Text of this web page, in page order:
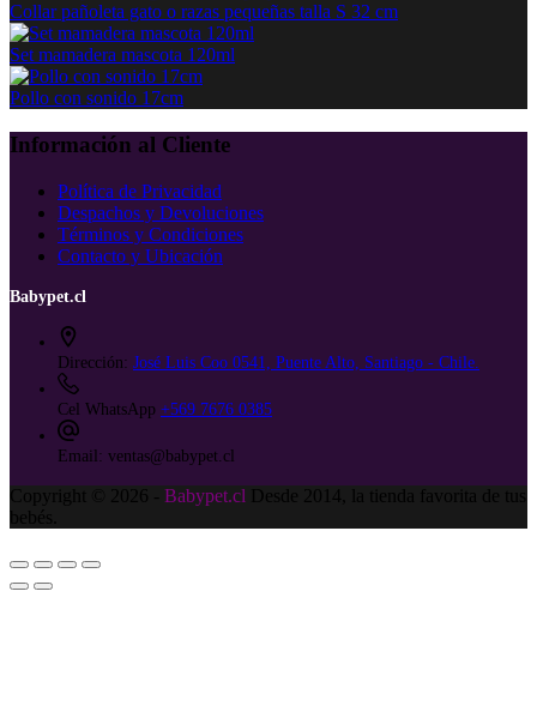
Collar pañoleta gato o razas pequeñas talla S 32 cm
Set mamadera mascota 120ml
Pollo con sonido 17cm
Información al Cliente
Política de Privacidad
Despachos y Devoluciones
Términos y Condiciones
Contacto y Ubicación
Babypet.cl
Dirección: José Luis Coo 0541, Puente Alto, Santiago - Chile.
Cel WhatsApp +569 7676 0385
Email: ventas@babypet.cl
Copyright © 2026 - Babypet.cl Desde 2014, la tienda favorita de tus
bebés.